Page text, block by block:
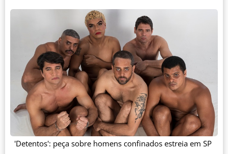
'Detentos': peça sobre homens confinados estreia em SP